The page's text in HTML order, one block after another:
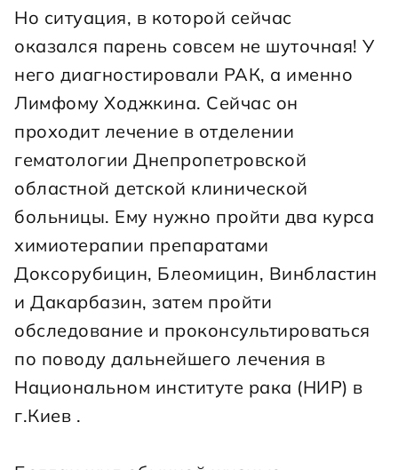
Но ситуация, в которой сейчас
оказался парень совсем не шуточная! У
него диагностировали РАК, а именно
Лимфому Ходжкина. Сейчас он
проходит лечение в отделении
гематологии Днепропетровской
областной детской клинической
больницы. Ему нужно пройти два курса
химиотерапии препаратами
Доксорубицин, Блеомицин, Винбластин
и Дакарбазин, затем пройти
обследование и проконсультироваться
по поводу дальнейшего лечения в
Национальном институте рака (НИР) в
г.Киев .